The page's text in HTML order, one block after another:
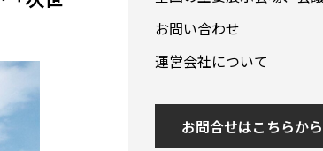
お問い合わせ
運営会社について
お問合せはこちらから